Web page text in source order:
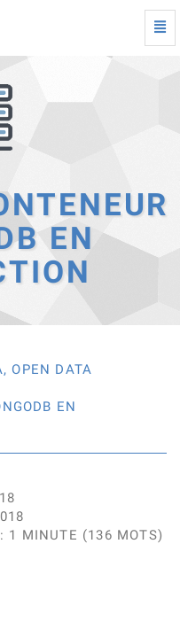
EN
OPEN DATA
EN
1 MINUTE (136 MOTS)